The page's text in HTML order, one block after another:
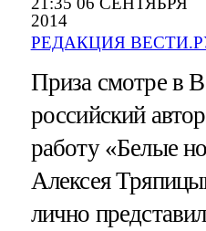
2014
РЕДАКЦИЯ
Приза смотре в
российский
работу «Белые
Алексея
лично